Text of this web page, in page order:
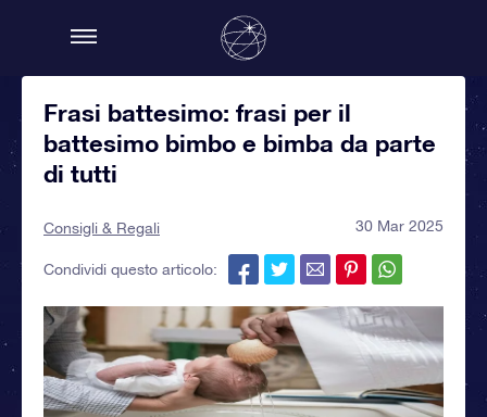
Frasi battesimo: frasi per il
battesimo bimbo e bimba da parte
di tutti
Consigli & Regali 30 Mar 2025
Condividi questo articolo: